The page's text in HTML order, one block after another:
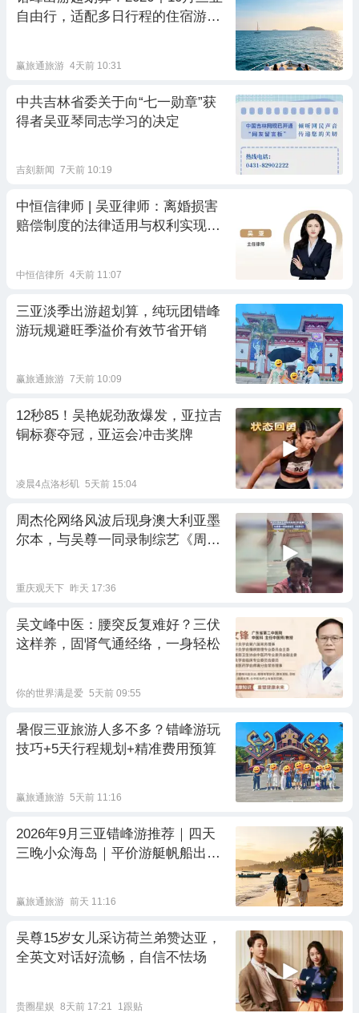
自由行，适配多日行程的住宿游玩
赢旅通旅游 4天前 10:31
中共吉林省委关于向“七一勋章”获
得者吴亚琴同志学习的决定
吉刻新闻 7天前 10:19
中恒信律师 | 吴亚律师：离婚损害
赔偿制度的法律适用与权利实现路
中恒信律所 4天前 11:07
三亚淡季出游超划算，纯玩团错峰
游玩规避旺季溢价有效节省开销
赢旅通旅游 7天前 10:09
12秒85！吴艳妮劲敌爆发，亚拉吉
铜标赛夺冠，亚运会冲击奖牌
凌晨4点洛杉矶 5天前 15:04
周杰伦网络风波后现身澳大利亚墨
尔本，与吴尊一同录制综艺《周游
重庆观天下 昨天 17:36
吴文峰中医：腰突反复难好？三伏
这样养，固肾气通经络，一身轻松
你的世界满是爱 5天前 09:55
暑假三亚旅游人多不多？错峰游玩
技巧+5天行程规划+精准费用预算
赢旅通旅游 5天前 11:16
2026年9月三亚错峰游推荐｜四天
三晚小众海岛｜平价游艇帆船出海
赢旅通旅游 前天 11:16
吴尊15岁女儿采访荷兰弟赞达亚，
全英文对话好流畅，自信不怯场
贵圈星娱 8天前 17:21 1跟贴